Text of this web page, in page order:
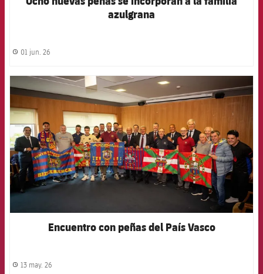
azulgrana
label.share.clock
01 jun. 26
FCB Barcelona badge
Encuentro con peñas del País Vasco
label.share.clock
13 may. 26